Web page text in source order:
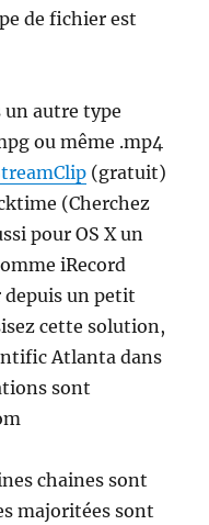
de fichier est
un autre type
ou même .mp4
(gratuit)
(Cherchez
pour OS X un
iRecord
depuis un petit
cette solution,
Atlanta dans
sont
chaines sont
majoritées sont